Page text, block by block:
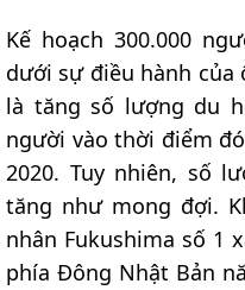
Kế hoạch 300.000
dưới sự điều hành của
là tăng số lượng du
người vào thời điểm
2020. Tuy nhiên, số
tăng như mong đợi.
nhân Fukushima số 1
phía Đông Nhật Bản